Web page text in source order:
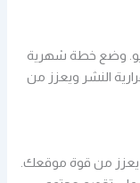
سيو. وضع خطة شهرية
النشر ويعزز من
يعزز من قوة موقعك.